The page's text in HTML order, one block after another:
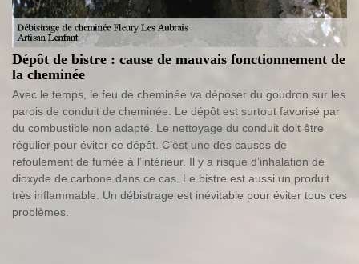
Dépôt de bistre : cause de mauvais fonctionnement de
la cheminée
Avec le temps, le feu de cheminée va déposer du goudron sur les
parois de conduit de cheminée. Le dépôt est surtout favorisé par
du combustible non adapté. Le nettoyage du conduit doit être
régulier pour éviter ce dépôt. C’est une des causes de
refoulement de fumée à l’intérieur. Il y a risque d’inhalation de
dioxyde de carbone dans ce cas. Le bistre est aussi un produit
très inflammable. Un débistrage est inévitable pour éviter tous ces
problèmes.